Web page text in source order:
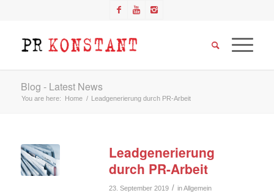
Blog - Latest News
You are here: Home / Leadgenerierung durch PR-Arbeit
Leadgenerierung
durch PR-Arbeit
23. September 2019 / inAllgemein